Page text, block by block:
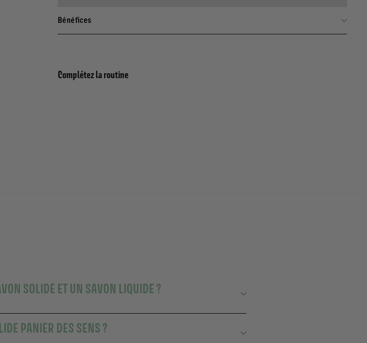
Bénéfices
Complétez la routine
SOLIDE ET UN SAVON LIQUIDE ?
PANIER DES SENS ?